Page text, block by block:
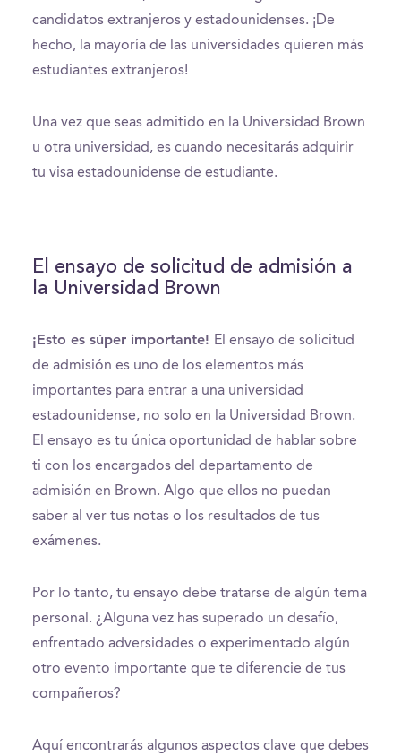
candidatos extranjeros y estadounidenses. ¡De
hecho, la mayoría de las universidades quieren más
estudiantes extranjeros!
Una vez que seas admitido en la Universidad Brown
u otra universidad, es cuando necesitarás adquirir
tu visa estadounidense de estudiante.
El ensayo de solicitud de admisión a
la Universidad Brown
¡Esto es súper importante! El ensayo de solicitud
de admisión es uno de los elementos más
importantes para entrar a una universidad
estadounidense, no solo en la Universidad Brown.
El ensayo es tu única oportunidad de hablar sobre
ti con los encargados del departamento de
admisión en Brown. Algo que ellos no puedan
saber al ver tus notas o los resultados de tus
exámenes.
Por lo tanto, tu ensayo debe tratarse de algún tema
personal. ¿Alguna vez has superado un desafío,
enfrentado adversidades o experimentado algún
otro evento importante que te diferencie de tus
compañeros?
Aquí encontrarás algunos aspectos clave que debes